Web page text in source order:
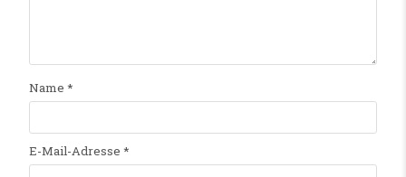
Name *
E-Mail-Adresse *